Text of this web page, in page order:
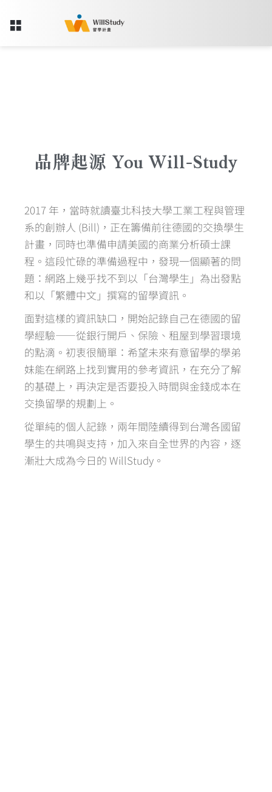
品牌起源 YouWill-Study
2017 年，當時就讀臺北科技大學工業工程與管理
系的創辦人 (Bill)，正在籌備前往德國的交換學生
計畫，同時也準備申請美國的商業分析碩士課
程。這段忙碌的準備過程中，發現一個顯著的問
題：網路上幾乎找不到以「台灣學生」為出發點
和以「繁體中文」撰寫的留學資訊。
面對這樣的資訊缺口，開始記錄自己在德國的留
學經驗——從銀行開戶、保險、租屋到學習環境
的點滴。初衷很簡單：希望未來有意留學的學弟
妹能在網路上找到實用的參考資訊，在充分了解
的基礎上，再決定是否要投入時間與金錢成本在
交換留學的規劃上。
從單純的個人記錄，兩年間陸續得到台灣各國留
學生的共鳴與支持，加入來自全世界的內容，逐
漸壯大成為今日的 WillStudy。